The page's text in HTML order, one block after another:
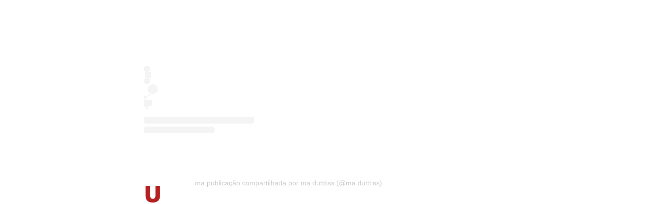
U ma publicação compartilhada por ma.dutttiss (@ma.dutttiss)